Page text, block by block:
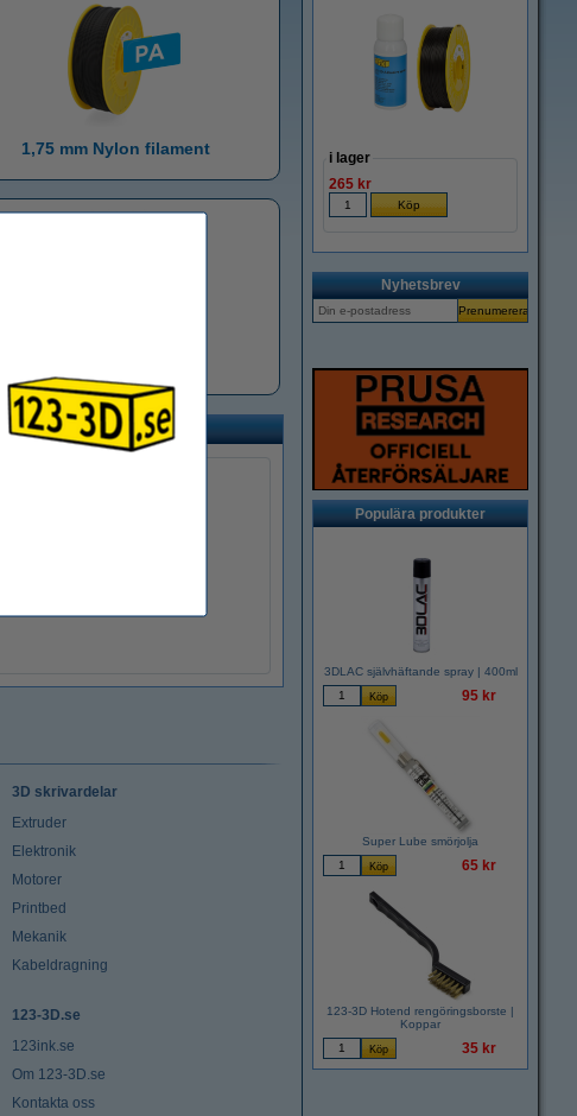
1,75 mm Nylon filament
i lager
265 kr
Nyhetsbrev
Populära produkter
3DLAC självhäftande spray | 400ml
95 kr
Super Lube smörjolja
65 kr
123-3D Hotend rengöringsborste |
Koppar
35 kr
3D skrivardelar
Extruder
Elektronik
Motorer
Printbed
Mekanik
Kabeldragning
123-3D.se
123ink.se
Om 123-3D.se
Kontakta oss